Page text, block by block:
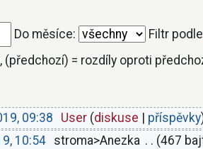
Do měsíce: Filtr podle
(předchozí) = rozdíly oproti
09:38 User diskuse příspěvky
10:54‎ stroma>Anezka 467